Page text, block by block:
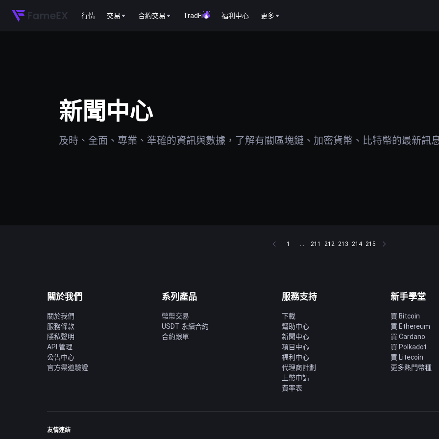
行情 交易 合約交易 TradFi 福利中心 更多
新聞中心
及時、全面、專業、準確的資訊與數據，了解有關區塊鏈、加密貨幣、比特幣的最新訊
1 ... 211 212 213 214 215
關於我們
關於我們
服務條款
隱私聲明
API 管理
公告中心
官方渠道驗證
系列產品
幣幣交易
USDT 永續合約
合約跟單
服務支持
下載
幫助中心
新聞中心
項目中心
福利中心
代理商計劃
上幣申請
費率表
新手學堂
買 Bitcoin
買 Ethereum
買 Cardano
買 Polkadot
買 Litecoin
更多熱門幣種
友情連結